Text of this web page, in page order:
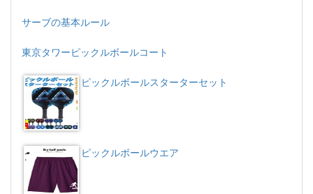
サーブの基本ルール
東京タワーピックルボールコート
ピックルボールスターターセット
ピックルボールウエア